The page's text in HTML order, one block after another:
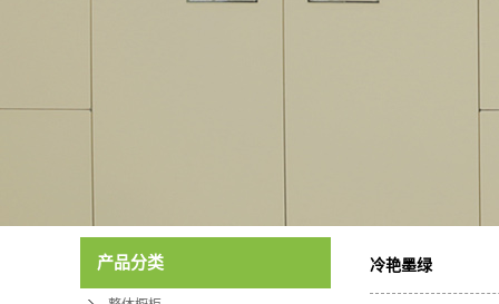
产品分类 冷艳墨绿